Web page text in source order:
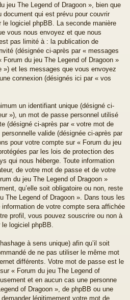
jeu The Legend of Dragoon », bien que
qui est prévu pour couvrir
logiciel phpBB. La seconde manière
vous nous envoyez et que nous
pas limité à : la publication de
(désignée ci-après par « messages
Forum du jeu The Legend of Dragoon »
») et les messages que vous envoyez
connexion (désignés ici par « vos
un identifiant unique (désigné ci-
»), un mot de passe personnel utilisé
(désigné ci-après par « votre mot de
valide (désignée ci-après par
pour votre compte sur « Forum du jeu
par les lois de protection des
qui nous héberge. Toute information
de votre mot de passe et de votre
du jeu The Legend of Dragoon »
qu’elle soit obligatoire ou non, reste
The Legend of Dragoon ». Dans tous les
de votre compte sera affichée
profil, vous pouvez souscrire ou non à
le logiciel phpBB.
à sens unique) afin qu’il soit
de ne pas utiliser le même mot
différents. Votre mot de passe est le
« Forum du jeu The Legend of
et en aucun cas une personne
of Dragoon », de phpBB ou une
légitimement votre mot de